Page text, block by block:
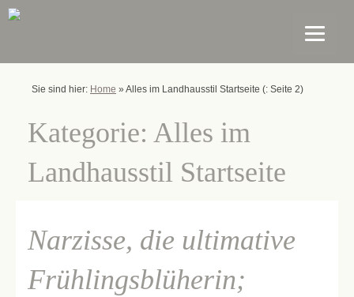
Sie sind hier: Home » Alles im Landhausstil Startseite (: Seite 2)
Kategorie: Alles im
Landhausstil Startseite
Narzisse, die ultimative
Frühlingsblüherin;